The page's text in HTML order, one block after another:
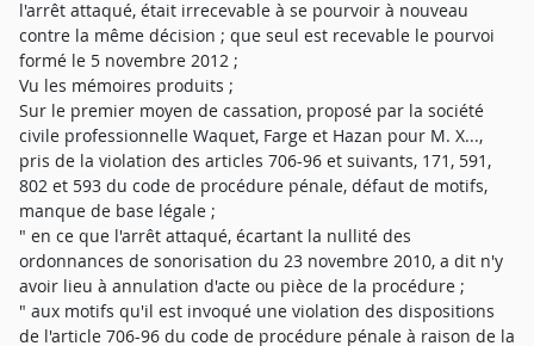
l'arrêt attaqué, était irrecevable à se pourvoir à nouveau
contre la même décision ; que seul est recevable le pourvoi
formé le 5 novembre 2012 ;
Vu les mémoires produits ;
Sur le premier moyen de cassation, proposé par la société
civile professionnelle Waquet, Farge et Hazan pour M. X...,
pris de la violation des articles 706-96 et suivants, 171, 591,
802 et 593 du code de procédure pénale, défaut de motifs,
manque de base légale ;
" en ce que l'arrêt attaqué, écartant la nullité des
ordonnances de sonorisation du 23 novembre 2010, a dit n'y
avoir lieu à annulation d'acte ou pièce de la procédure ;
" aux motifs qu'il est invoqué une violation des dispositions
de l'article 706-96 du code de procédure pénale à raison de la